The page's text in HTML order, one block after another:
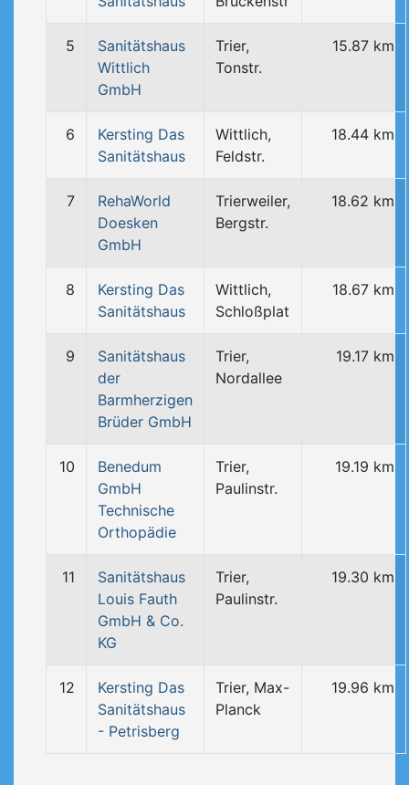
5
Sanitätshaus
Wittlich
GmbH
Trier,
Tonstr.
15.87 km
6
Kersting Das
Sanitätshaus
Wittlich,
Feldstr.
18.44 km
7
RehaWorld
Doesken
GmbH
Trierweiler,
Bergstr.
18.62 km
8
Kersting Das
Sanitätshaus
Wittlich,
Schloßplat
18.67 km
9
Sanitätshaus
der
Barmherzigen
Brüder GmbH
Trier,
Nordallee
19.17 km
10
Benedum
GmbH
Technische
Orthopädie
Trier,
Paulinstr.
19.19 km
11
Sanitätshaus
Louis Fauth
GmbH & Co.
KG
Trier,
Paulinstr.
19.30 km
12
Kersting Das
Sanitätshaus
- Petrisberg
Trier, Max-
Planck
19.96 km